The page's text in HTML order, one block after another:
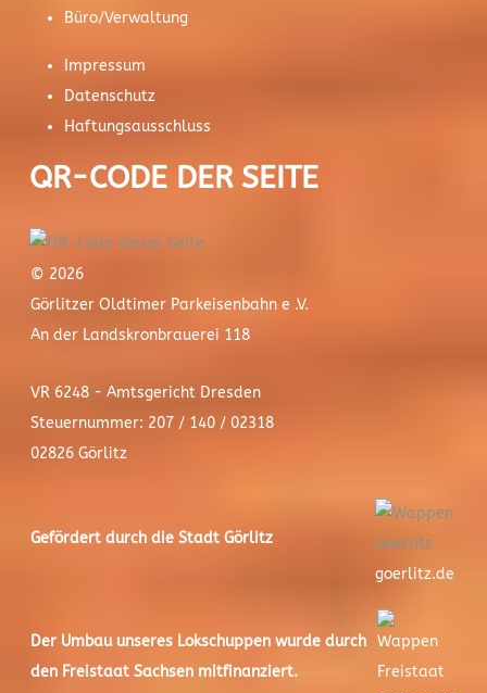
Büro/Verwaltung
Impressum
Datenschutz
Haftungsausschluss
QR-CODE DER SEITE
© 2026
Görlitzer Oldtimer Parkeisenbahn e .V.
An der Landskronbrauerei 118
VR 6248 - Amtsgericht Dresden
Steuernummer: 207 / 140 / 02318
02826 Görlitz
Gefördert durch die Stadt Görlitz
goerlitz.de
Der Umbau unseres Lokschuppen wurde durch
den Freistaat Sachsen mitfinanziert.